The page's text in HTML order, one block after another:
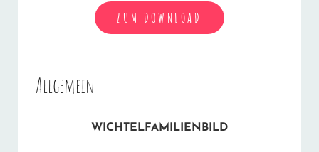
ZUM DOWNLOAD
Allgemein
WICHTELFAMILIENBILD